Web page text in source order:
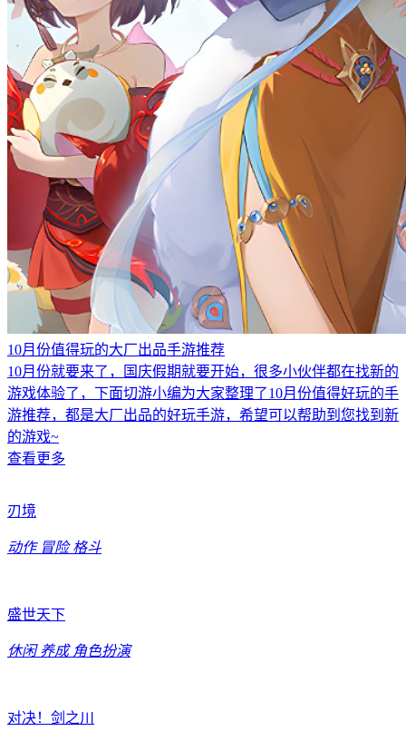
10月份值得玩的大厂出品手游推荐
10月份就要来了，国庆假期就要开始，很多小伙伴都在找新的
游戏体验了，下面切游小编为大家整理了10月份值得好玩的手
游推荐，都是大厂出品的好玩手游，希望可以帮助到您找到新
的游戏~
查看更多
刃境
动作 冒险 格斗
盛世天下
休闲 养成 角色扮演
对决！剑之川